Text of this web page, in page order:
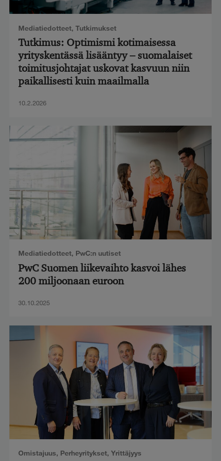
Mediatiedotteet, Tutkimukset
Tutkimus: Optimismi kotimaisessa
yrityskentässä lisääntyy – suomalaiset
toimitusjohtajat uskovat kasvuun niin
paikallisesti kuin maailmalla
10.2.2026
Mediatiedotteet, PwC:n uutiset
PwC Suomen liikevaihto kasvoi lähes
200 miljoonaan euroon
30.10.2025
Omistajuus, Perheyritykset, Yrittäjyys